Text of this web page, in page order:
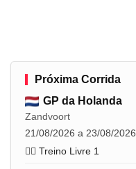
Próxima Corrida
GP da Holanda
Zandvoort
21/08/2026 a 23/08/2026
🏋️‍♂️ Treino Livre 1